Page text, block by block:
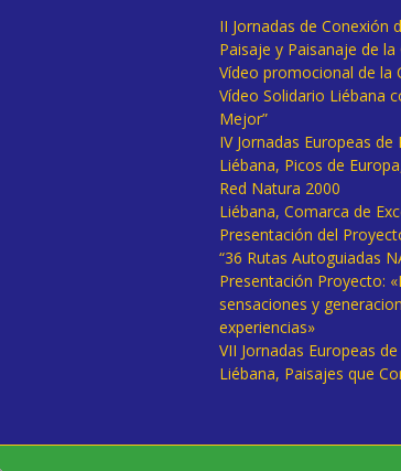
II Jornadas de Conexión
Paisaje y Paisanaje de
Vídeo promocional de la
Vídeo Solidario Liébana
Mejor”
IV Jornadas Europeas
Liébana, Picos de
Red Natura 2000
Liébana, Comarca de
Presentación del
“36 Rutas Autoguiadas
Presentación Proyecto:
sensaciones y
experiencias»
VII Jornadas Europeas
Liébana, Paisajes que